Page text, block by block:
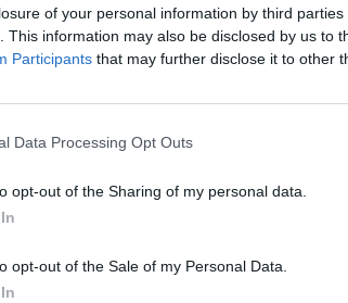
of your personal information by third parties
This information may also be disclosed by us to
Participants that may further disclose it to other
Data Processing Opt Outs
opt-out of the Sharing of my personal data.
opt-out of the Sale of my Personal Data.